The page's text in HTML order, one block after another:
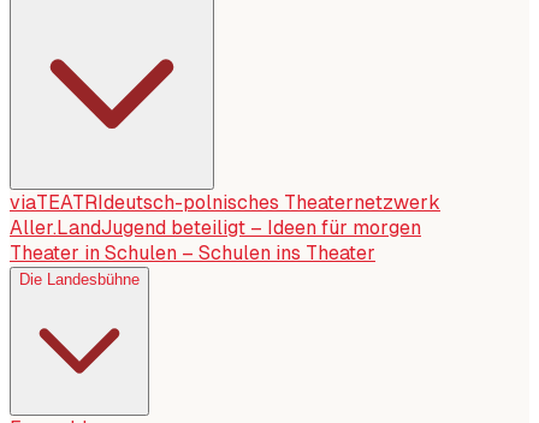
viaTEATRI deutsch-polnisches Theaternetzwerk
Aller.LandJugend beteiligt – Ideen für morgen
Theater in Schulen – Schulen ins Theater
Die Landesbühne